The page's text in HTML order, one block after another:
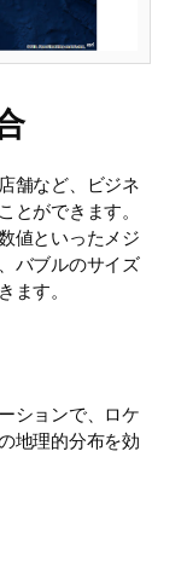
舗など、ビジネ
とができます。
値といったメジ
バブルのサイズ
ます。
ションで、ロケ
地理的分布を効